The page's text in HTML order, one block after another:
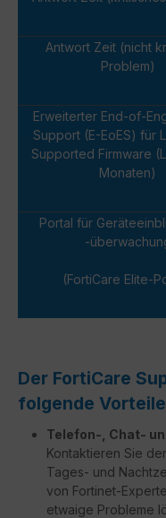
Antwort Zeit (nicht
Problem)
Erweiterter End-of-
Support (E-EoES) für
Supported Firmware
Monaten)
Portal für
-
(FortiCare Elite-
Der FortiCare
folgende
Telefon-, Chat-
Kontaktieren Sie
Tages- und
von Fortinet-
etwaige Probleme